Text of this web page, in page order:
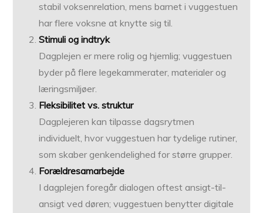
stabil voksenrelation, mens barnet i vuggestuen
har flere voksne at knytte sig til.
Stimuli og indtryk
Dagplejen er mere rolig og hjemlig; vuggestuen
byder på flere legekammerater, materialer og
læringsmiljøer.
Fleksibilitet vs. struktur
Dagplejeren kan tilpasse dagsrytmen
individuelt, hvor vuggestuen har tydelige rutiner,
som skaber genkendelighed for større grupper.
Forældresamarbejde
I dagplejen foregår dialogen oftest ansigt-til-
ansigt ved døren; vuggestuen benytter digitale